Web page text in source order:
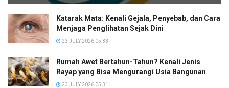
Katarak Mata: Kenali Gejala, Penyebab, dan Cara
Menjaga Penglihatan Sejak Dini
23 JULY 2026 05:33
Rumah Awet Bertahun-Tahun? Kenali Jenis
Rayap yang Bisa Mengurangi Usia Bangunan
23 JULY 2026 05:31